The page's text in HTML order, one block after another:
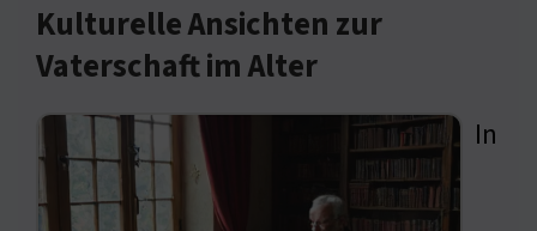
Kulturelle Ansichten zur
Vaterschaft im Alter
In